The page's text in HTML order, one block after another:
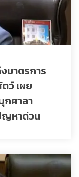
มาตรการ
ว์ เผย
กศาลา
ญหาด่วน